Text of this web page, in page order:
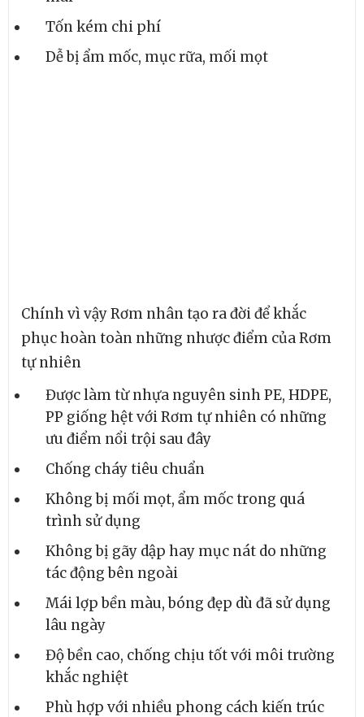
Tốn kém chi phí
Dễ bị ẩm mốc, mục rữa, mối mọt
Chính vì vậy Rơm nhân tạo ra đời để khắc
phục hoàn toàn những nhược điểm của Rơm
tự nhiên
Được làm từ nhựa nguyên sinh PE, HDPE,
PP giống hệt với Rơm tự nhiên có những
ưu điểm nổi trội sau đây
Chống cháy tiêu chuẩn
Không bị mối mọt, ẩm mốc trong quá
trình sử dụng
Không bị gãy dập hay mục nát do những
tác động bên ngoài
Mái lợp bền màu, bóng đẹp dù đã sử dụng
lâu ngày
Độ bền cao, chống chịu tốt với môi trường
khắc nghiệt
Phù hợp với nhiều phong cách kiến trúc